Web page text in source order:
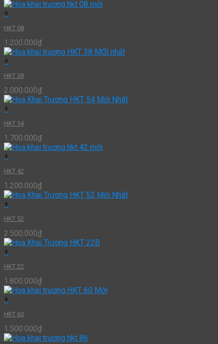
+
HKT 08
1.200.000₫
+
HKT 38
2.000.000₫
+
HKT 54
1.700.000₫
+
HKT 42
1.200.000₫
+
HKT 52
2.500.000₫
+
HKT 22
1.800.000₫
+
HKT 60
1.500.000₫